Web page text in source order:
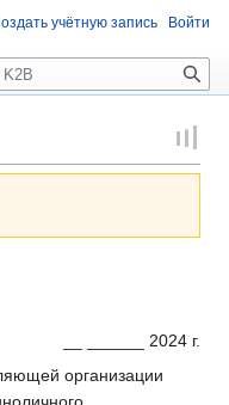
__ ______ 2024 г.
организации
учётную запись Войти